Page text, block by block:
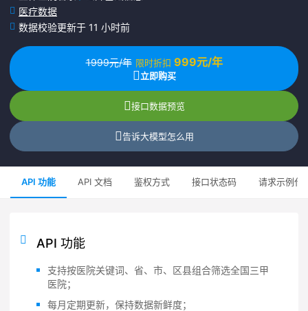
医疗数据
数据校验更新于 11 小时前
1999元/年 限时折扣 999元/年
立即购买
接口数据预览
告诉大模型怎么用
API 功能 API 文档 鉴权方式 接口状态码 请求示例代
API 功能
支持按医院关键词、省、市、区县组合筛选全国三甲
医院；
每月定期更新，保持数据新鲜度；